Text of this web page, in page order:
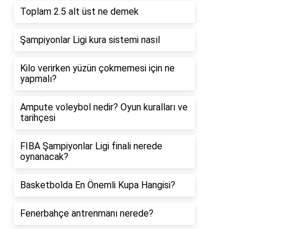
Toplam 2.5 alt üst ne demek
Şampiyonlar Ligi kura sistemi nasıl
Kilo verirken yüzün çokmemesi için ne
yapmalı?
Ampute voleybol nedir? Oyun kuralları ve
tarihçesi
FIBA Şampiyonlar Ligi finali nerede
oynanacak?
Basketbolda En Önemli Kupa Hangisi?
Fenerbahçe antrenmanı nerede?